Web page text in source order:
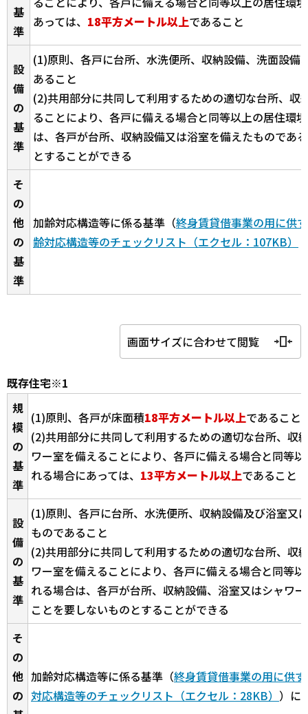
基
準
あっては、 18平方メートル以上であること
設
備
の
基
準
(1)原則、各戸に台所、水洗便所、収納設備、洗面設備
あること
(2)共用部分に共同して利用するための適切な台所、収
ることにより、各戸に備える場合と同等以上の居住環
は、各戸が台所、収納設備又は浴室を備えたものであ
とすることができる
そ
の
他
の
基
準
加齢対応構造等に係る基準（終身賃貸借事業の用に供
齢対応構造等のチェックリスト（エクセル：107KB）
画面サイズに合わせて閲覧
既存住宅※1
規
模
の
基
準
(1)原則、各戸が床面積18平方メートル以上であること
(2)共用部分に共同して利用するための適切な台所、収
ワー室を備えることにより、各戸に備える場合と同等
れる場合にあっては、 13平方メートル以上であること
設
備
の
基
準
(1)原則、各戸に台所、水洗便所、収納設備及び浴室又
ものであること
(2)共用部分に共同して利用するための適切な台所、収
ワー室を備えることにより、各戸に備える場合と同等
れる場合は、各戸が台所、収納設備、浴室又はシャワ
ことを要しないものとすることができる
そ
の
他
の
加齢対応構造等に係る基準（終身賃貸借事業の用に供
対応構造等のチェックリスト（エクセル：28KB） ）に